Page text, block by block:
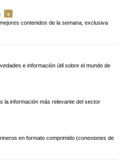
contenidos de la semana, exclusiva
e información útil sobre el mundo de
la información más relevante del sector
en formato comprimido (conexiones de